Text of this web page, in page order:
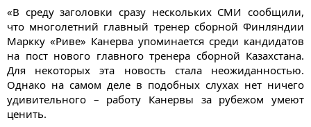
«В среду заголовки сразу нескольких СМИ сообщили,
что многолетний главный тренер сборной Финляндии
Маркку «Риве» Канерва упоминается среди кандидатов
на пост нового главного тренера сборной Казахстана.
Для некоторых эта новость стала неожиданностью.
Однако на самом деле в подобных слухах нет ничего
удивительного – работу Канервы за рубежом умеют
ценить.